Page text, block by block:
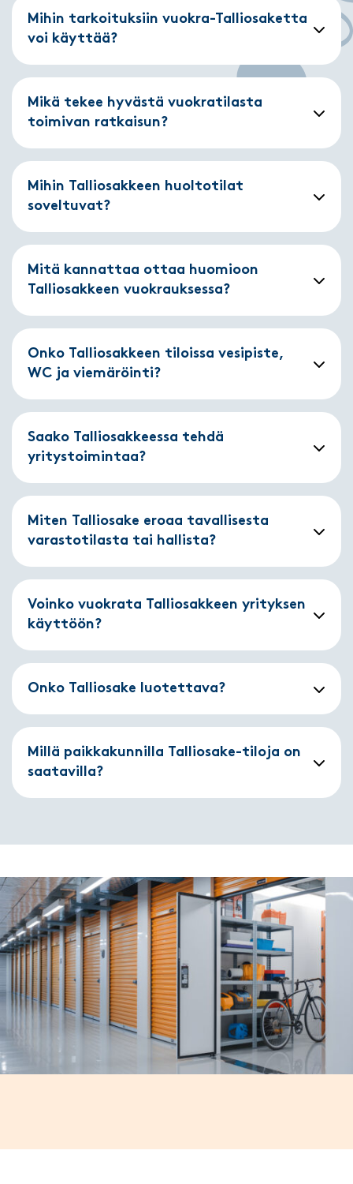
Mihin tarkoituksiin vuokra-Talliosaketta
voi käyttää?
Mikä tekee hyvästä vuokratilasta
toimivan ratkaisun?
Mihin Talliosakkeen huoltotilat
soveltuvat?
Mitä kannattaa ottaa huomioon
Talliosakkeen vuokrauksessa?
Onko Talliosakkeen tiloissa vesipiste,
WC ja viemäröinti?
Saako Talliosakkeessa tehdä
yritystoimintaa?
Miten Talliosake eroaa tavallisesta
varastotilasta tai hallista?
Voinko vuokrata Talliosakkeen yrityksen
käyttöön?
Onko Talliosake luotettava?
Millä paikkakunnilla Talliosake-tiloja on
saatavilla?